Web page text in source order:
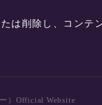
は削除し、コンテ
）Official Website